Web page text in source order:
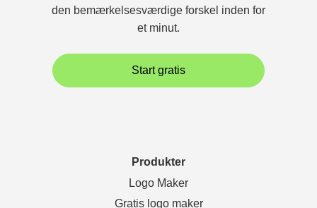
den bemærkelsesværdige forskel inden for
et minut.
Start gratis
Produkter
Logo Maker
Gratis logo maker